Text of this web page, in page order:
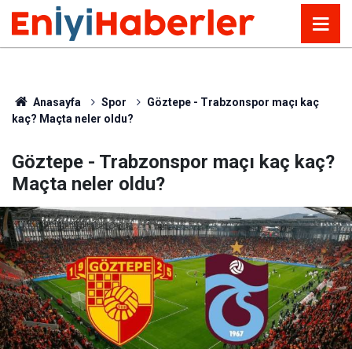
Anasayfa Spor
Göztepe - Trabzonspor maçı kaç
kaç? Maçta neler oldu?
Göztepe - Trabzonspor maçı kaç kaç?
Maçta neler oldu?